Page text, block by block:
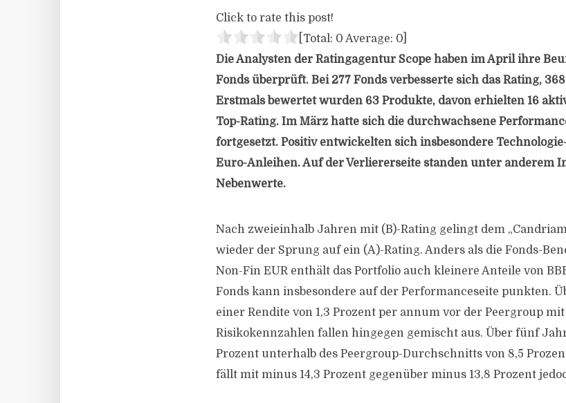
Click to rate this post!
[Total: 0 Average: 0
Die Analysten der Ratingagentur Scope haben im April ihre
Fonds überprüft. Bei 277 Fonds verbesserte sich das Rating,
Erstmals bewertet wurden 63 Produkte, davon erhielten 16
Top-Rating. Im März hatte sich die durchwachsene
fortgesetzt. Positiv entwickelten sich insbesondere
Euro-Anleihen. Auf der Verliererseite standen unter anderem
Nebenwerte.
Nach zweieinhalb Jahren mit (B)-Rating gelingt dem
wieder der Sprung auf ein (A)-Rating. Anders als die Fonds-
Non-Fin EUR enthält das Portfolio auch kleinere Anteile von
Fonds kann insbesondere auf der Performanceseite punkten.
einer Rendite von 1,3 Prozent per annum vor der Peergroup
Risikokennzahlen fallen hingegen gemischt aus. Über fünf
Prozent unterhalb des Peergroup-Durchschnitts von 8,5
fällt mit minus 14,3 Prozent gegenüber minus 13,8 Prozent